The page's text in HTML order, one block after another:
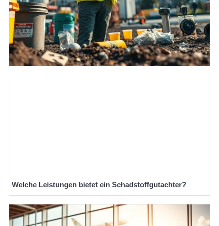
Welche Leistungen bietet ein Schadstoffgutachter?